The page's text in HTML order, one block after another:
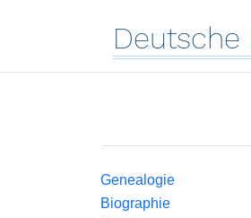
Deutsche
Genealogie
Biographie